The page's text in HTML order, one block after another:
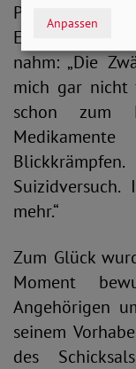
Entwicklung,
nahm: „Die
mich gar nicht
schon zum
mehr.“
Zum Glück
Moment
Angehörigen
seinem
des
Anpassen